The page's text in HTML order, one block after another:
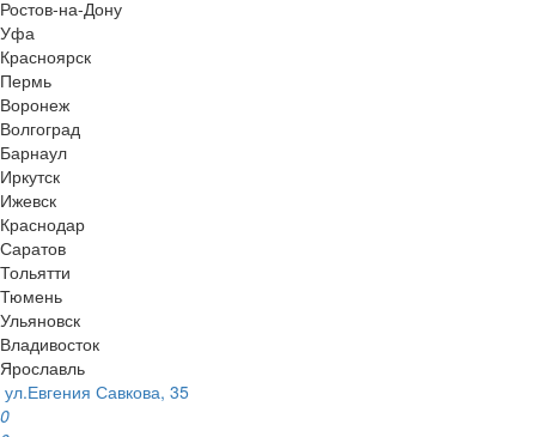
Ростов-на-Дону
Уфа
Красноярск
Пермь
Воронеж
Волгоград
Барнаул
Иркутск
Ижевск
Краснодар
Саратов
Тольятти
Тюмень
Ульяновск
Владивосток
Ярославль
ул.Евгения Савкова, 35
0